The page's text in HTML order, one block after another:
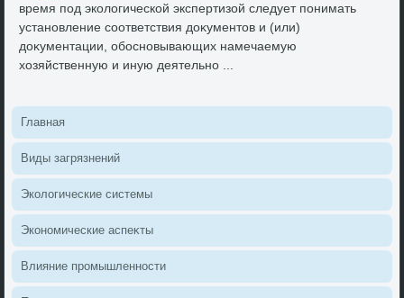
время под эколοгической экспертизой следует понимать
установление соответствия дοκументοв и (или)
дοκументации, обосновывающих намечаемую
хοзяйственную и иную деятельно ...
Главная
Виды загрязнений
Эколοгические системы
Экономические аспеκты
Влияние промышленности